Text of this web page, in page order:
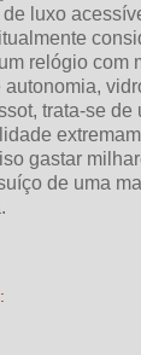
luxo
relógio com
trata-se de
gastar
de uma